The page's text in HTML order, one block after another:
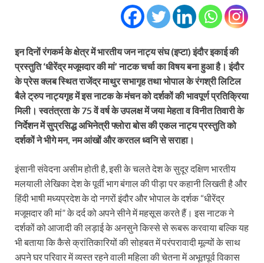
इन दिनों रंगकर्म के क्षेत्र में भारतीय जन नाट्य संघ (इप्टा) इंदौर इकाई की
प्रस्तुति ‘धीरेंद्र मजूमदार की मां’ नाटक चर्चा का विषय बना हुआ है। इंदौर
के प्रेस क्लब स्थित राजेंद्र माथुर सभागृह तथा भोपाल के रंगश्री लिटिल
बैले ट्रुप नाट्यगृह में इस नाटक के मंचन को दर्शकों की भावपूर्ण प्रतिक्रिया
मिली। स्वतंत्रता के 75 वें वर्ष के उपलक्ष में जया मेहता व विनीत तिवारी के
निर्देशन में सुप्रसिद्ध अभिनेत्री फ्लोरा बोस की एकल नाट्य प्रस्तुति को
दर्शकों ने भीगे मन, नम आंखों और करतल ध्वनि से सराहा।
इंसानी संवेदना असीम होती है, इसी के चलते देश के सुदूर दक्षिण भारतीय
मलयाली लेखिका देश के पूर्वी भाग बंगाल की पीड़ा पर कहानी लिखती है और
हिंदी भाषी मध्यप्रदेश के दो नगरों इंदौर और भोपाल के दर्शक “धीरेंद्र
मजूमदार की मां” के दर्द को अपने सीने में महसूस करते हैं। इस नाटक ने
दर्शकों को आजादी की लड़ाई के अनसुने किस्से से रूबरू करवाया बल्कि यह
भी बताया कि कैसे क्रांतिकारियों की सोहबत में परंपरावादी मूल्यों के साथ
अपने घर परिवार में व्यस्त रहने वाली महिला की चेतना में अभूतपूर्व विकास